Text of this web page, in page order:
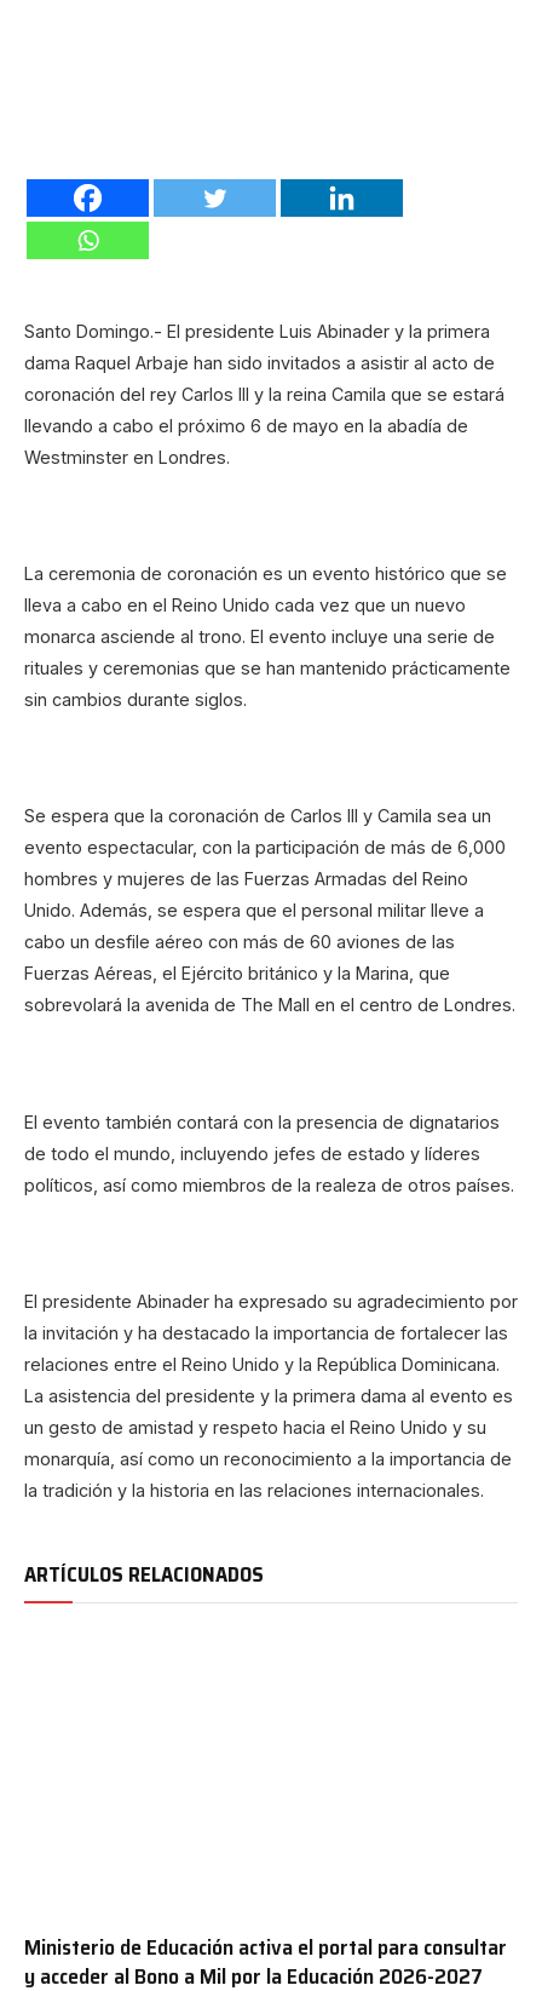
Santo Domingo.- El presidente Luis Abinader y la primera
dama Raquel Arbaje han sido invitados a asistir al acto de
coronación del rey Carlos III y la reina Camila que se estará
llevando a cabo el próximo 6 de mayo en la abadía de
Westminster en Londres.
La ceremonia de coronación es un evento histórico que se
lleva a cabo en el Reino Unido cada vez que un nuevo
monarca asciende al trono. El evento incluye una serie de
rituales y ceremonias que se han mantenido prácticamente
sin cambios durante siglos.
Se espera que la coronación de Carlos III y Camila sea un
evento espectacular, con la participación de más de 6,000
hombres y mujeres de las Fuerzas Armadas del Reino
Unido. Además, se espera que el personal militar lleve a
cabo un desfile aéreo con más de 60 aviones de las
Fuerzas Aéreas, el Ejército británico y la Marina, que
sobrevolará la avenida de The Mall en el centro de Londres.
El evento también contará con la presencia de dignatarios
de todo el mundo, incluyendo jefes de estado y líderes
políticos, así como miembros de la realeza de otros países.
El presidente Abinader ha expresado su agradecimiento por
la invitación y ha destacado la importancia de fortalecer las
relaciones entre el Reino Unido y la República Dominicana.
La asistencia del presidente y la primera dama al evento es
un gesto de amistad y respeto hacia el Reino Unido y su
monarquía, así como un reconocimiento a la importancia de
la tradición y la historia en las relaciones internacionales.
ARTÍCULOS RELACIONADOS
Ministerio de Educación activa el portal para consultar
y acceder al Bono a Mil por la Educación 2026-2027